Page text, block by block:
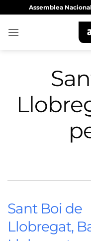
content
Assemblea
Sant Boi de
Llobregat,